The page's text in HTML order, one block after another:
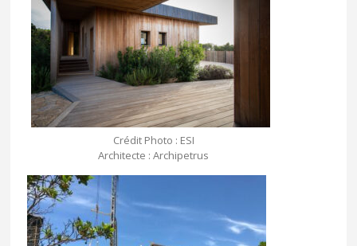
Crédit Photo : ESI
Architecte : Archipetrus